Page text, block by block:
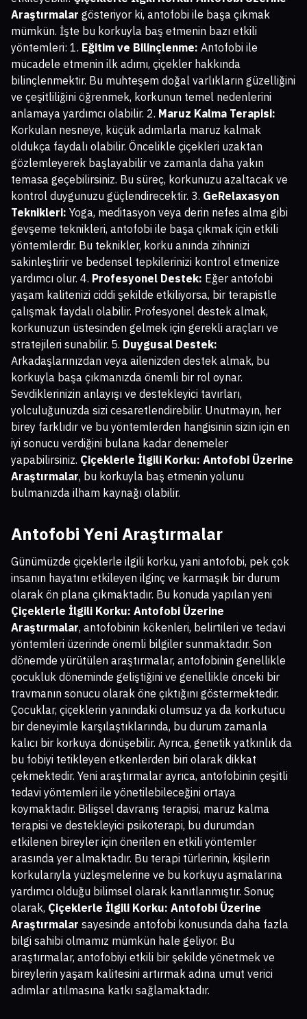
Araştırmalar gösteriyor ki, antofobi ile başa çıkmak
mümkün. İşte bu korkuyla baş etmenin bazı etkili
yöntemleri: 1. Eğitim ve Bilinçlenme: Antofobi ile
mücadele etmenin ilk adımı, çiçekler hakkında
bilinçlenmektir. Bu muhteşem doğal varlıkların güzelliğini
ve çeşitliliğini öğrenmek, korkunun temel nedenlerini
anlamaya yardımcı olabilir. 2. Maruz Kalma Terapisi:
Korkulan nesneye, küçük adımlarla maruz kalmak
oldukça faydalı olabilir. Öncelikle çiçekleri uzaktan
gözlemleyerek başlayabilir ve zamanla daha yakın
temasa geçebilirsiniz. Bu süreç, korkunuzu azaltacak ve
kontrol duygunuzu güçlendirecektir. 3. GeRelaxasyon
Teknikleri: Yoga, meditasyon veya derin nefes alma gibi
gevşeme teknikleri, antofobi ile başa çıkmak için etkili
yöntemlerdir. Bu teknikler, korku anında zihninizi
sakinleştirir ve bedensel tepkilerinizi kontrol etmenize
yardımcı olur. 4. Profesyonel Destek: Eğer antofobi
yaşam kalitenizi ciddi şekilde etkiliyorsa, bir terapistle
çalışmak faydalı olabilir. Profesyonel destek almak,
korkunuzun üstesinden gelmek için gerekli araçları ve
stratejileri sunabilir. 5. Duygusal Destek:
Arkadaşlarınızdan veya ailenizden destek almak, bu
korkuyla başa çıkmanızda önemli bir rol oynar.
Sevdiklerinizin anlayışı ve destekleyici tavırları,
yolculuğunuzda sizi cesaretlendirebilir. Unutmayın, her
birey farklıdır ve bu yöntemlerden hangisinin sizin için en
iyi sonucu verdiğini bulana kadar denemeler
yapabilirsiniz. Çiçeklerle İlgili Korku: Antofobi Üzerine
Araştırmalar, bu korkuyla baş etmenin yolunu
bulmanızda ilham kaynağı olabilir.
Antofobi Yeni Araştırmalar
Günümüzde çiçeklerle ilgili korku, yani antofobi, pek çok
insanın hayatını etkileyen ilginç ve karmaşık bir durum
olarak ön plana çıkmaktadır. Bu konuda yapılan yeni
Çiçeklerle İlgili Korku: Antofobi Üzerine
Araştırmalar, antofobinin kökenleri, belirtileri ve tedavi
yöntemleri üzerinde önemli bilgiler sunmaktadır. Son
dönemde yürütülen araştırmalar, antofobinin genellikle
çocukluk döneminde geliştiğini ve genellikle önceki bir
travmanın sonucu olarak öne çıktığını göstermektedir.
Çocuklar, çiçeklerin yanındaki olumsuz ya da korkutucu
bir deneyimle karşılaştıklarında, bu durum zamanla
kalıcı bir korkuya dönüşebilir. Ayrıca, genetik yatkınlık da
bu fobiyi tetikleyen etkenlerden biri olarak dikkat
çekmektedir. Yeni araştırmalar ayrıca, antofobinin çeşitli
tedavi yöntemleri ile yönetilebileceğini ortaya
koymaktadır. Bilişsel davranış terapisi, maruz kalma
terapisi ve destekleyici psikoterapi, bu durumdan
etkilenen bireyler için önerilen en etkili yöntemler
arasında yer almaktadır. Bu terapi türlerinin, kişilerin
korkularıyla yüzleşmelerine ve bu korkuyu aşmalarına
yardımcı olduğu bilimsel olarak kanıtlanmıştır. Sonuç
olarak, Çiçeklerle İlgili Korku: Antofobi Üzerine
Araştırmalar sayesinde antofobi konusunda daha fazla
bilgi sahibi olmamız mümkün hale geliyor. Bu
araştırmalar, antofobiyi etkili bir şekilde yönetmek ve
bireylerin yaşam kalitesini artırmak adına umut verici
adımlar atılmasına katkı sağlamaktadır.